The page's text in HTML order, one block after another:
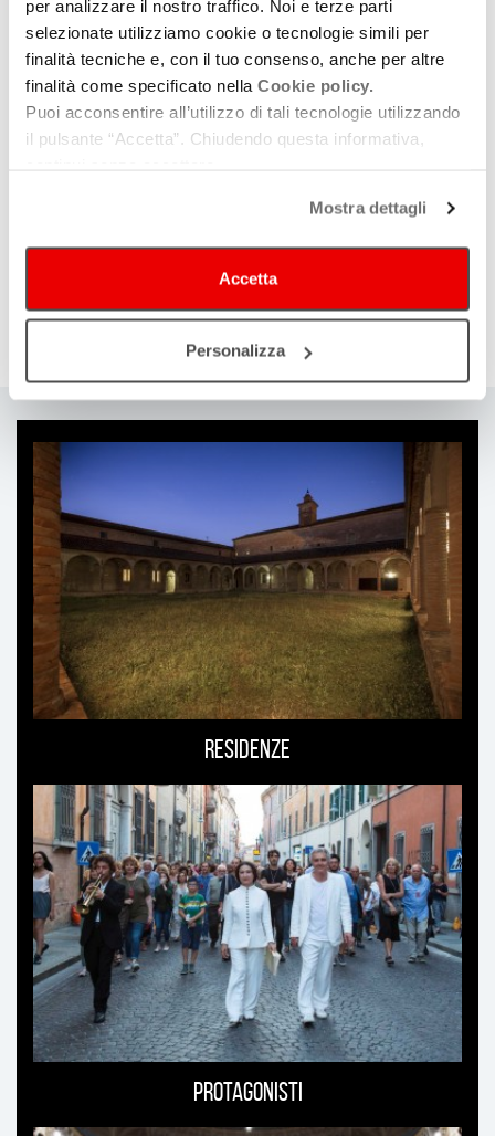
per analizzare il nostro traffico. Noi e terze parti
selezionate utilizziamo cookie o tecnologie simili per
finalità tecniche e, con il tuo consenso, anche per altre
finalità come specificato nella Cookie policy.
Puoi acconsentire all’utilizzo di tali tecnologie utilizzando
il pulsante “Accetta”. Chiudendo questa informativa,
Mostra dettagli
Accetta
Personalizza
Allegati
Decreto 87 23maggio
Ti
può
interessare
Residenze
Protagonisti